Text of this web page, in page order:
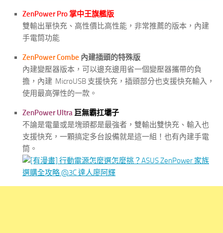
ZenPower Pro 掌中王旗艦版
雙輸出單快充、高性價比高性能，非常推薦的版本，內建
手電筒功能
ZenPower Combe 內建插頭的特殊版
內建變壓器版本，可以邊充邊用省一個變壓器攜帶的負
擔，內建 MicroUSB 支援快充，插頭部分也支援快充輸入，
使用最高彈性的一款。
ZenPower Ultra 巨無霸扛壩子
不論是電量或是塊頭都是最強者，雙輸出雙快充、輸入也
支援快充，一顆搞定多台設備就是這一組！也有內建手電
筒。